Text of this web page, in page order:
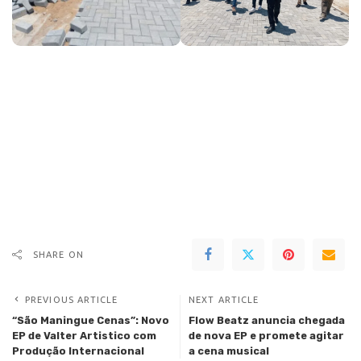
SHARE ON
PREVIOUS ARTICLE
“São Maningue Cenas”: Novo
EP de Valter Artistico com
Produção Internacional
NEXT ARTICLE
Flow Beatz anuncia chegada
de nova EP e promete agitar
a cena musical